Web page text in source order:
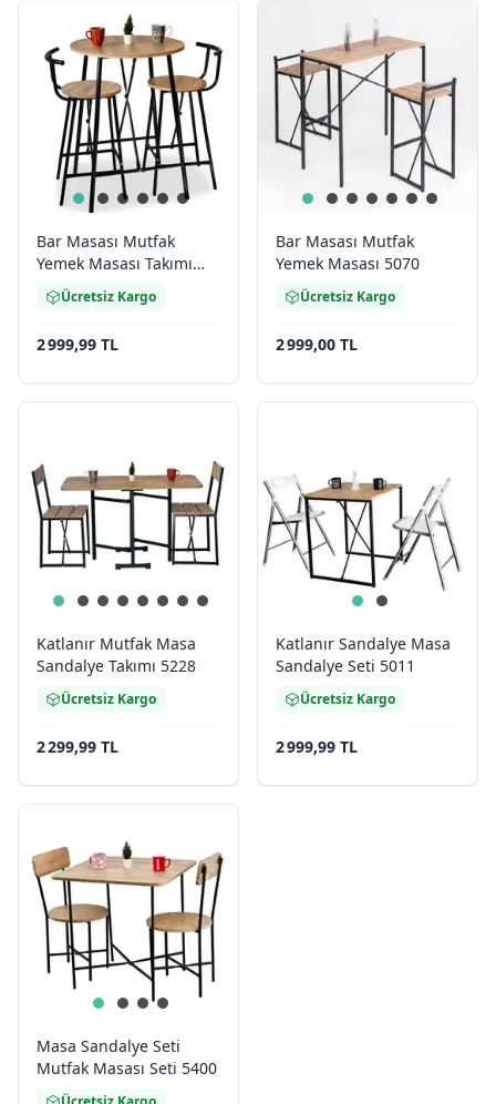
Bar Masası Mutfak
Yemek Masası Takımı
5235
Ücretsiz Kargo
2 999,99 TL
Bar Masası Mutfak
Yemek Masası 5070
Ücretsiz Kargo
2 999,00 TL
Katlanır Mutfak Masa
Sandalye Takımı 5228
Ücretsiz Kargo
2 299,99 TL
Katlanır Sandalye Masa
Sandalye Seti 5011
Ücretsiz Kargo
2 999,99 TL
Masa Sandalye Seti
Mutfak Masası Seti 5400